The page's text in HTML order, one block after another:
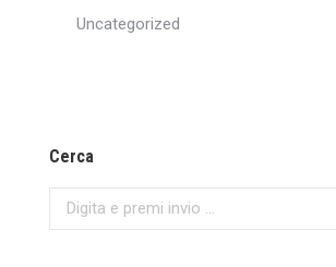
Uncategorized
Cerca
Search: